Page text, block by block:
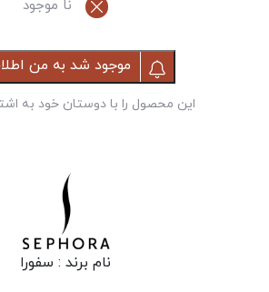
نا موجود
موجود شد به من
این محصول را با دوستان خود به
نام برند : سفورا